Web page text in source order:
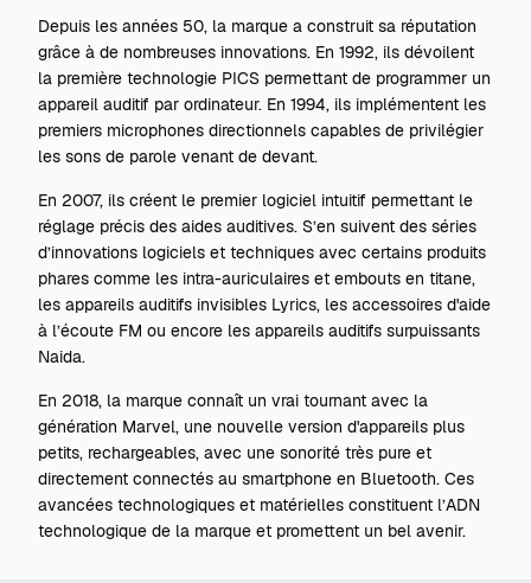
Depuis les années 50, la marque a construit sa réputation
grâce à de nombreuses innovations. En 1992, ils dévoilent
la première technologie PICS permettant de programmer un
appareil auditif par ordinateur. En 1994, ils implémentent les
premiers microphones directionnels capables de privilégier
les sons de parole venant de devant.
En 2007, ils créent le premier logiciel intuitif permettant le
réglage précis des aides auditives. S’en suivent des séries
d’innovations logiciels et techniques avec certains produits
phares comme les intra-auriculaires et embouts en titane,
les appareils auditifs invisibles Lyrics, les accessoires d'aide
à l’écoute FM ou encore les appareils auditifs surpuissants
Naida.
En 2018, la marque connaît un vrai tournant avec la
génération Marvel, une nouvelle version d'appareils plus
petits, rechargeables, avec une sonorité très pure et
directement connectés au smartphone en Bluetooth. Ces
avancées technologiques et matérielles constituent l’ADN
technologique de la marque et promettent un bel avenir.